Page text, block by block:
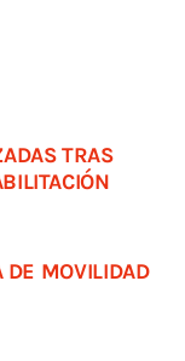
TRAS
DE MOVILIDAD